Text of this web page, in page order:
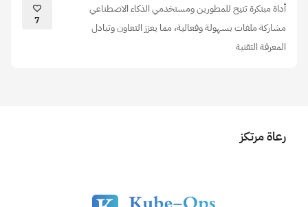
أداة مبتكرة تتيح للمطورين ومستخدمي الذكاء الاصطناعي
مشاركة ملفات بسهولة وفعالية، مما يعزز التعاون وتبادل
المعرفة التقنية
7
رعاة مرتكز